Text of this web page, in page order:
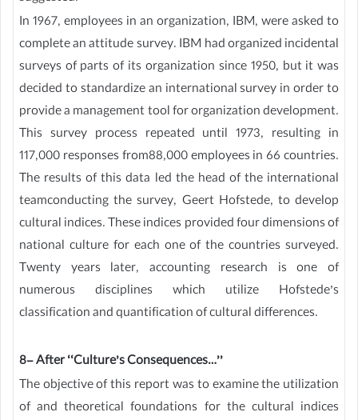
In 1967, employees in an organization, IBM, were asked to
complete an attitude survey. IBM had organized incidental
surveys of parts of its organization since 1950, but it was
decided to standardize an international survey in order to
provide a management tool for organization development.
This survey process repeated until 1973, resulting in
117,000 responses from88,000 employees in 66 countries.
The results of this data led the head of the international
teamconducting the survey, Geert Hofstede, to develop
cultural indices. These indices provided four dimensions of
national culture for each one of the countries surveyed.
Twenty years later, accounting research is one of
numerous disciplines which utilize Hofstede’s
classification and quantification of cultural differences.
8- After ‘‘Culture’s Consequences…’’
The objective of this report was to examine the utilization
of and theoretical foundations for the cultural indices